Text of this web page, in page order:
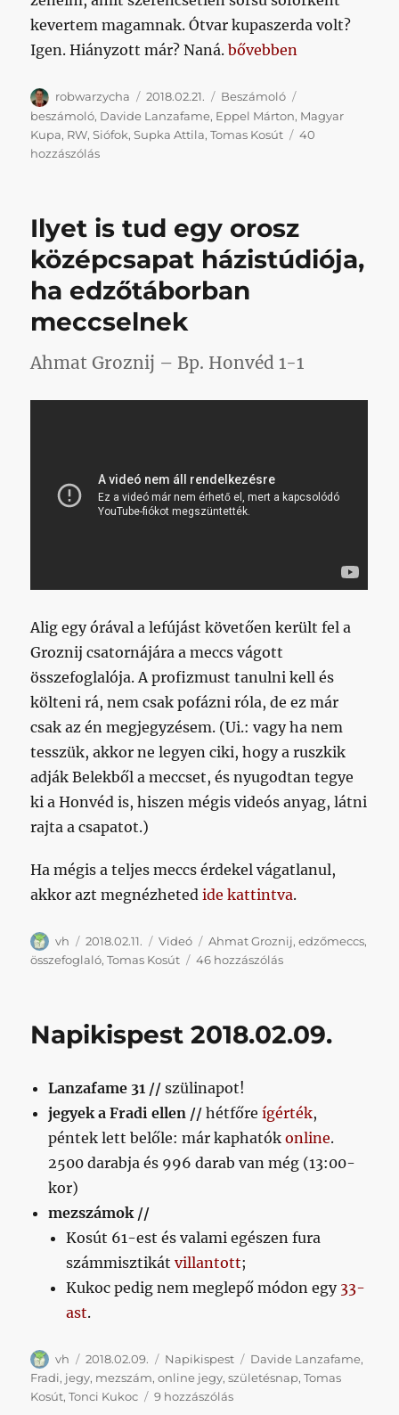
kevertem magamnak. Ótvar kupaszerda volt?
Igen. Hiányzott már? Naná.„Siófoki
bővebben
Szerző
robwarzycha Közzétéve
2018.02.21. Kategória
Beszámoló
beszámoló, Davide Lanzafame, Eppel Márton, Magyar
Kupa, RW,Siófok,Supka Attila,Tomas Kosút
40
hozzászólásSiófoki
Ilyet is tud egy orosz
középcsapat házistúdiója,
ha edzőtáborban
meccselnek
Ahmat Groznij – Bp. Honvéd 1-1
Alig egy órával a lefújást követően került fel a
Groznij csatornájára a meccs vágott
összefoglalója. A profizmust tanulni kell és
költeni rá, nem csak pofázni róla, de ez már
csak az én megjegyzésem. (Ui.: vagy ha nem
tesszük, akkor ne legyen ciki, hogy a ruszkik
adják Belekből a meccset, és nyugodtan tegye
ki a Honvéd is, hiszen mégis videós anyag, látni
rajta a csapatot.)
Ha mégis a teljes meccs érdekel vágatlanul,
akkor azt megnézhetedide kattintva.
Szerző
vh Közzétéve
2018.02.11. Kategória
Videó Címke
Ahmat Groznij,edzőmeccs,
összefoglaló,Tomas Kosút 46 hozzászólásIlyet
orosz
edzőtáborban
című
bejegyzéshez
Napikispest 2018.02.09.
Lanzafame 31 //szülinapot!
jegyek a Fradi ellen // hétfőre ígérték,
péntek lett belőle: már kaphatókonline.
2500 darabja és 996 darab van még (13:00-
kor)
mezszámok //
Kosút 61-est és valami egészen fura
számmisztikátvillantott;
Kukoc pedig nem meglepő módon egy 33-
ast.
Szerző
vh Közzétéve
2018.02.09. Kategória
Napikispest Címke
Davide Lanzafame,
Fradi, jegy, mezszám,online jegy,születésnap,Tomas
Kosút,Tonci Kukoc 9 hozzászólásNapikispest